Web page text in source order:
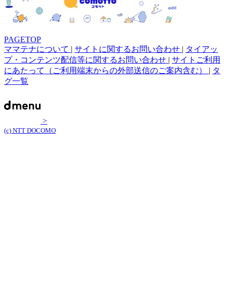
PAGETOP
ママテナについて | サイトに関するお問い合わせ | タイアッ
プ・コンテンツ配信等に関するお問い合わせ | サイトご利用
にあたって（ご利用端末からの外部送信のご案内含む） | タ
グ一覧
>
(c) NTT DOCOMO